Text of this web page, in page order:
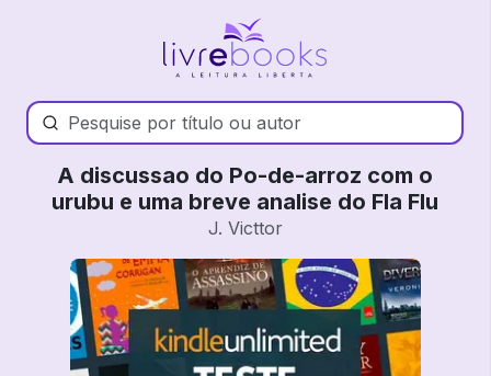
A discussao do Po-de-arroz com o
urubu e uma breve analise do Fla Flu
J. Victtor